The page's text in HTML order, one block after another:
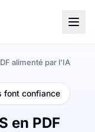
alimenté par l'IA
font confiance
en PDF